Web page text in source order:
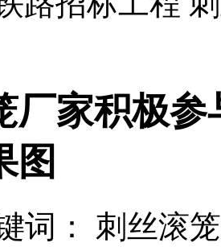
厂家积极
图
词： 刺丝滚